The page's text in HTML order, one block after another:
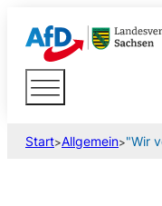
Start>Allgemein>"Wir